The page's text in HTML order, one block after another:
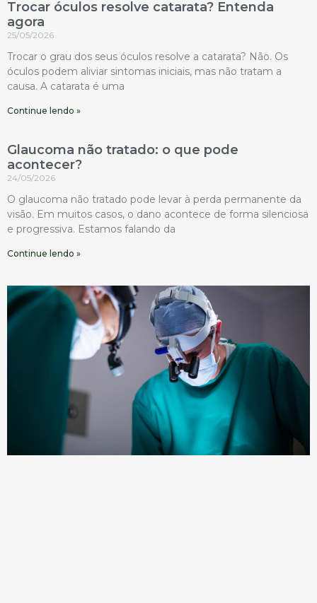
Trocar óculos resolve catarata? Entenda
agora
25/05/2026
Trocar o grau dos seus óculos resolve a catarata? Não. Os
óculos podem aliviar sintomas iniciais, mas não tratam a
causa. A catarata é uma
Continue lendo »
Glaucoma não tratado: o que pode
acontecer?
24/05/2026
O glaucoma não tratado pode levar à perda permanente da
visão. Em muitos casos, o dano acontece de forma silenciosa
e progressiva. Estamos falando da
Continue lendo »